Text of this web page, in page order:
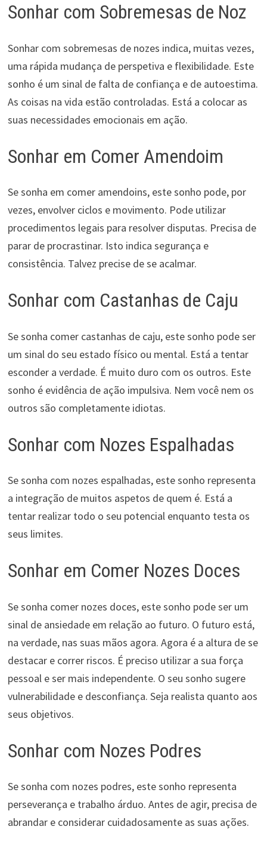
Sonhar com Sobremesas de Noz
Sonhar com sobremesas de nozes indica, muitas vezes,
uma rápida mudança de perspetiva e flexibilidade. Este
sonho é um sinal de falta de confiança e de autoestima.
As coisas na vida estão controladas. Está a colocar as
suas necessidades emocionais em ação.
Sonhar em Comer Amendoim
Se sonha em comer amendoins, este sonho pode, por
vezes, envolver ciclos e movimento. Pode utilizar
procedimentos legais para resolver disputas. Precisa de
parar de procrastinar. Isto indica segurança e
consistência. Talvez precise de se acalmar.
Sonhar com Castanhas de Caju
Se sonha comer castanhas de caju, este sonho pode ser
um sinal do seu estado físico ou mental. Está a tentar
esconder a verdade. É muito duro com os outros. Este
sonho é evidência de ação impulsiva. Nem você nem os
outros são completamente idiotas.
Sonhar com Nozes Espalhadas
Se sonha com nozes espalhadas, este sonho representa
a integração de muitos aspetos de quem é. Está a
tentar realizar todo o seu potencial enquanto testa os
seus limites.
Sonhar em Comer Nozes Doces
Se sonha comer nozes doces, este sonho pode ser um
sinal de ansiedade em relação ao futuro. O futuro está,
na verdade, nas suas mãos agora. Agora é a altura de se
destacar e correr riscos. É preciso utilizar a sua força
pessoal e ser mais independente. O seu sonho sugere
vulnerabilidade e desconfiança. Seja realista quanto aos
seus objetivos.
Sonhar com Nozes Podres
Se sonha com nozes podres, este sonho representa
perseverança e trabalho árduo. Antes de agir, precisa de
abrandar e considerar cuidadosamente as suas ações.